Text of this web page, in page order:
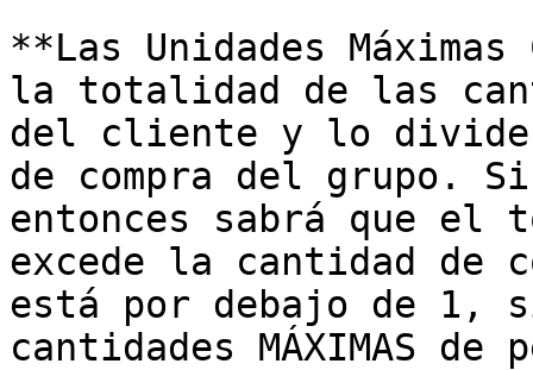
**Las Unidades
la totalidad de las
del cliente y lo divide
de compra del grupo.
entonces sabrá que el
excede la cantidad de
está por debajo de 1,
cantidades MÁXIMAS